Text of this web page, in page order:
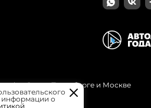
в Санкт-Петербурге и Москве
информации о